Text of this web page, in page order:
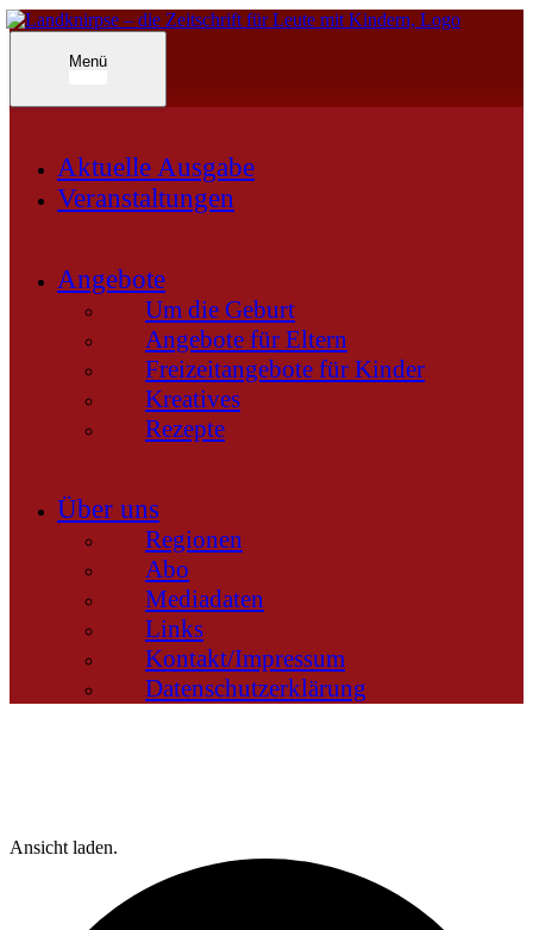
Inhalte
überspringen
Menü
Aktuelle Ausgabe
Veranstaltungen
Angebote
Um die Geburt
Angebote für Eltern
Freizeitangebote für Kinder
Kreatives
Rezepte
Über uns
Regionen
Abo
Mediadaten
Links
Kontakt/Impressum
Datenschutzerklärung
Ansicht laden.